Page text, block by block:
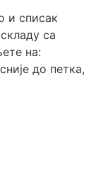
и списак
са
на:
до петка,